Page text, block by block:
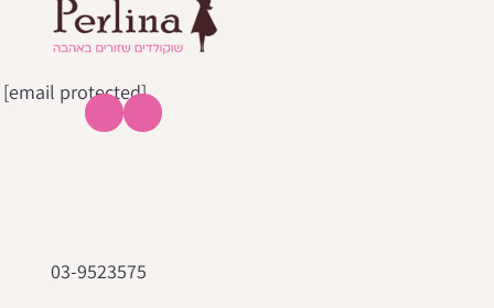
[email protected]
03-9523575